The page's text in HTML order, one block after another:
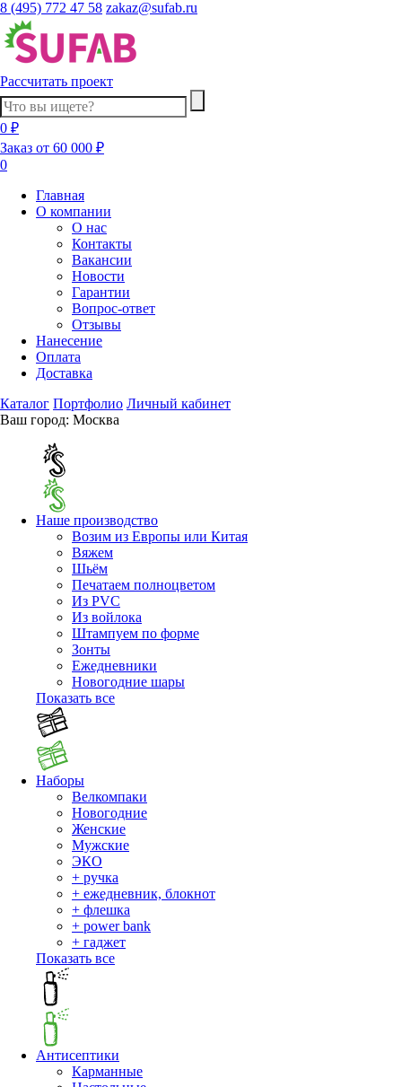
8 (495) 772 47 58 zakaz@sufab.ru
Рассчитать проект
0 ₽
Заказ от 60 000 ₽
0
Главная
О компании
О нас
Контакты
Вакансии
Новости
Гарантии
Вопрос-ответ
Отзывы
Нанесение
Оплата
Доставка
Каталог Портфолио Личный кабинет
Ваш город: Москва
Наше производство
Возим из Европы или Китая
Вяжем
Шьём
Печатаем полноцветом
Из PVC
Из войлока
Штампуем по форме
Зонты
Ежедневники
Новогодние шары
Показать все
Наборы
Велкомпаки
Новогодние
Женские
Мужские
ЭКО
+ ручка
+ ежедневник, блокнот
+ флешка
+ power bank
+ гаджет
Показать все
Антисептики
Карманные